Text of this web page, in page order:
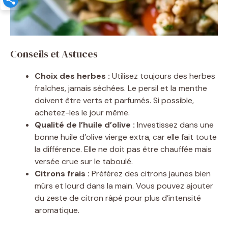
Conseils et Astuces
Choix des herbes : Utilisez toujours des herbes
fraîches, jamais séchées. Le persil et la menthe
doivent être verts et parfumés. Si possible,
achetez-les le jour même.
Qualité de l’huile d’olive : Investissez dans une
bonne huile d’olive vierge extra, car elle fait toute
la différence. Elle ne doit pas être chauffée mais
versée crue sur le taboulé.
Citrons frais : Préférez des citrons jaunes bien
mûrs et lourd dans la main. Vous pouvez ajouter
du zeste de citron râpé pour plus d’intensité
aromatique.